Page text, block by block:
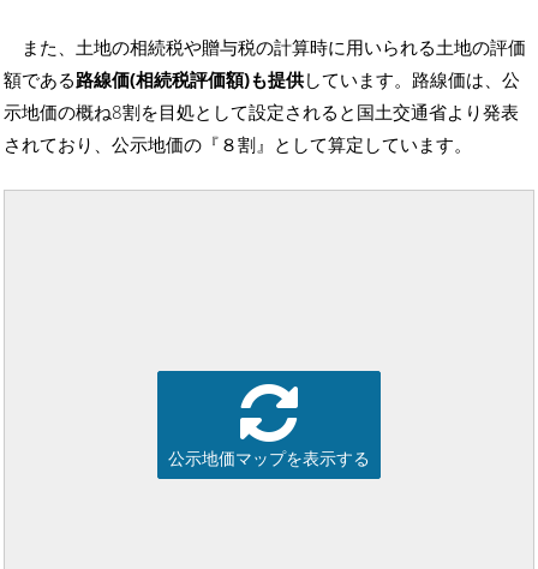
また、土地の相続税や贈与税の計算時に用いられる土地の評価
額である路線価(相続税評価額)も提供しています。路線価は、公
示地価の概ね8割を目処として設定されると国土交通省より発表
されており、公示地価の『８割』として算定しています。
公示地価マップを表示する